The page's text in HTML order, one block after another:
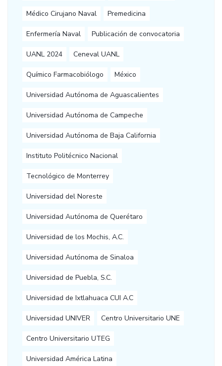
Médico Cirujano Naval Premedicina
Enfermería Naval Publicación de convocatoria
UANL 2024 Ceneval UANL
Químico Farmacobiólogo México
Universidad Autónoma de Aguascalientes
Universidad Autónoma de Campeche
Universidad Autónoma de Baja California
Instituto Politécnico Nacional
Tecnológico de Monterrey
Universidad del Noreste
Universidad Autónoma de Querétaro
Universidad de los Mochis, A.C.
Universidad Autónoma de Sinaloa
Universidad de Puebla, S.C.
Universidad de Ixtlahuaca CUI A.C
Universidad UNIVER Centro Universitario UNE
Centro Universitario UTEG
Universidad América Latina